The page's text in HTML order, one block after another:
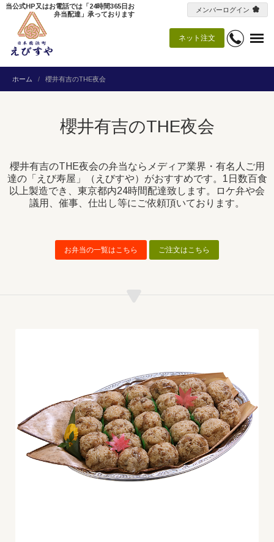
ネット注文
当公式HP又はお電話では「24時間365日お
弁当配達」承っております
メンバーログイン
ホーム 櫻井有吉のTHE夜会
櫻井有吉のTHE夜会
櫻井有吉のTHE夜会の弁当ならメディア業界・有名人ご用
達の「えび寿屋」（えびすや）がおすすめです。1日数百食
以上製造でき、東京都内24時間配達致します。ロケ弁や会
議用、催事、仕出し等にご依頼頂いております。
お弁当の一覧はこちら ご注文はこちら